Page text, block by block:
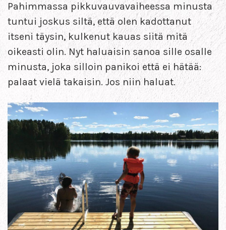
Pahimmassa pikkuvauvavaiheessa minusta
tuntui joskus siltä, että olen kadottanut
itseni täysin, kulkenut kauas siitä mitä
oikeasti olin. Nyt haluaisin sanoa sille osalle
minusta, joka silloin panikoi että ei hätää:
palaat vielä takaisin. Jos niin haluat.